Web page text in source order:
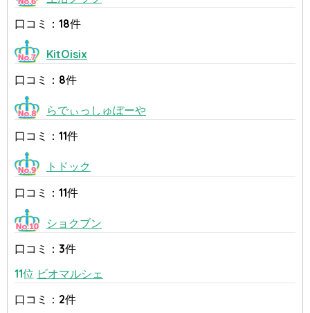
口コミ：18件
KitOisix
口コミ：8件
らでぃっしゅぼーや
口コミ：11件
トドック
口コミ：11件
ショクブン
口コミ：3件
11位 ビオマルシェ
口コミ：2件